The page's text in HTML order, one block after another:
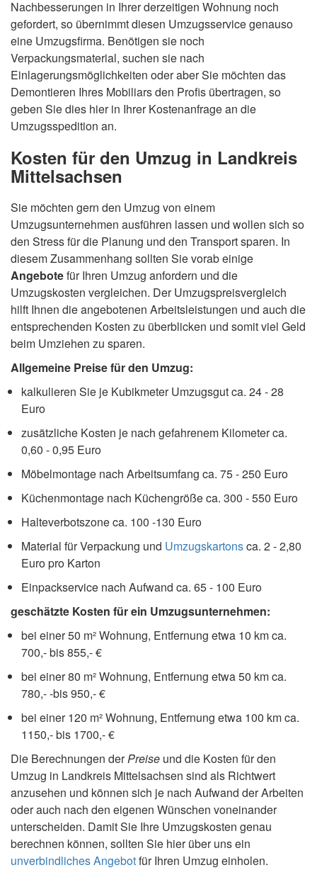
Nachbesserungen in Ihrer derzeitigen Wohnung noch
gefordert, so übernimmt diesen Umzugsservice genauso
eine Umzugsfirma. Benötigen sie noch
Verpackungsmaterial, suchen sie nach
Einlagerungsmöglichkeiten oder aber Sie möchten das
Demontieren Ihres Mobiliars den Profis übertragen, so
geben Sie dies hier in Ihrer Kostenanfrage an die
Umzugsspedition an.
Kosten für den Umzug in Landkreis
Mittelsachsen
Sie möchten gern den Umzug von einem
Umzugsunternehmen ausführen lassen und wollen sich so
den Stress für die Planung und den Transport sparen. In
diesem Zusammenhang sollten Sie vorab einige
Angebotefür Ihren Umzug anfordern und die
Umzugskosten vergleichen. Der Umzugspreisvergleich
hilft Ihnen die angebotenen Arbeitsleistungen und auch die
entsprechenden Kosten zu überblicken und somit viel Geld
beim Umziehen zu sparen.
Allgemeine Preise für den Umzug:
kalkulieren Sie je Kubikmeter Umzugsgut ca. 24 - 28
Euro
zusätzliche Kosten je nach gefahrenem Kilometer ca.
0,60 - 0,95 Euro
Möbelmontage nach Arbeitsumfang ca. 75 - 250 Euro
Küchenmontage nach Küchengröße ca. 300 - 550 Euro
Halteverbotszone ca. 100 -130 Euro
Material für Verpackung und Umzugskartonsca. 2 - 2,80
Euro pro Karton
Einpackservice nach Aufwand ca. 65 - 100 Euro
geschätzte Kosten für ein Umzugsunternehmen:
bei einer 50 m² Wohnung, Entfernung etwa 10 km ca.
700,- bis 855,- €
bei einer 80 m² Wohnung, Entfernung etwa 50 km ca.
780,- -bis 950,- €
bei einer 120 m² Wohnung, Entfernung etwa 100 km ca.
1150,- bis 1700,- €
Die Berechnungen derPreise und die Kosten für den
Umzug in Landkreis Mittelsachsen sind als Richtwert
anzusehen und können sich je nach Aufwand der Arbeiten
oder auch nach den eigenen Wünschen voneinander
unterscheiden. Damit Sie Ihre Umzugskosten genau
berechnen können, sollten Sie hier über uns ein
unverbindliches Angebotfür Ihren Umzug einholen.